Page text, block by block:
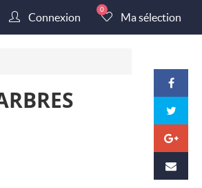
Connexion
0
Ma sélection